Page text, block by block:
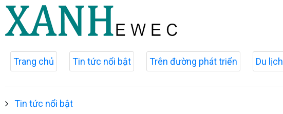
Trang chủ Tin tức nổi bật Trên đường phát triển Du lịch
Tin tức nổi bật